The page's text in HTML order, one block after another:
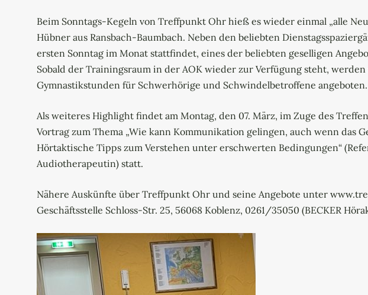
Beim Sonntags-Kegeln von Treffpunkt Ohr hieß es wieder einmal „alle
Hübner aus Ransbach-Baumbach. Neben den beliebten
ersten Sonntag im Monat stattfindet, eines der beliebten geselligen
Sobald der Trainingsraum in der AOK wieder zur Verfügung steht,
Gymnastikstunden für Schwerhörige und Schwindelbetroffene angeboten.
Als weiteres Highlight findet am Montag, den 07. März, im Zuge des
Vortrag zum Thema „Wie kann Kommunikation gelingen, auch wenn das
Hörtaktische Tipps zum Verstehen unter erschwerten Bedingungen“
Audiotherapeutin) statt.
Nähere Auskünfte über Treffpunkt Ohr und seine Angebote unter
Geschäftsstelle Schloss-Str. 25, 56068 Koblenz, 0261/35050 (BECKER